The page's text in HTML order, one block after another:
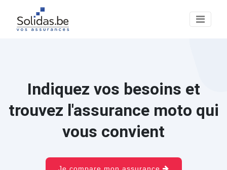
Indiquez vos besoins et
trouvez l'assurance moto qui
vous convient